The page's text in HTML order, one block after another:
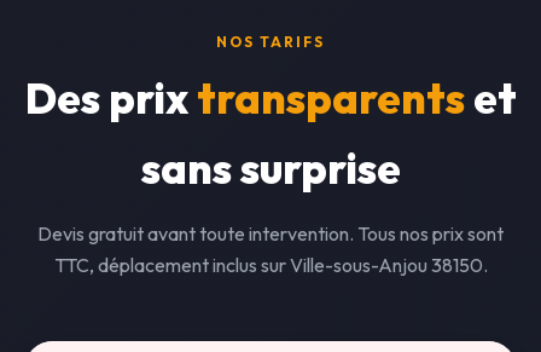
NOS TARIFS
Des prixtransparentset
sans surprise
Devis gratuit avant toute intervention. Tous nos prix sont
TTC, déplacement inclus sur Ville-sous-Anjou 38150.